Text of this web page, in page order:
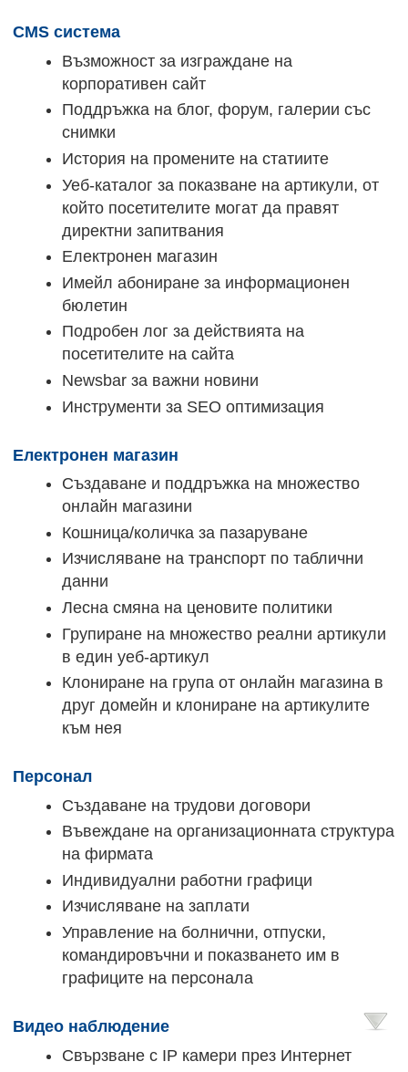
CMS система
Възможност за изграждане на
корпоративен сайт
Поддръжка на блог, форум, галерии със
снимки
История на промените на статиите
Уеб-каталог за показване на артикули, от
който посетителите могат да правят
директни запитвания
Електронен магазин
Имейл абониране за информационен
бюлетин
Подробен лог за действията на
посетителите на сайта
Newsbar за важни новини
Инструменти за SEO оптимизация
Електронен магазин
Създаване и поддръжка на множество
онлайн магазини
Кошница/количка за пазаруване
Изчисляване на транспорт по таблични
данни
Лесна смяна на ценовите политики
Групиране на множество реални артикули
в един уеб-артикул
Клониране на група от онлайн магазина в
друг домейн и клониране на артикулите
към нея
Персонал
Създаване на трудови договори
Въвеждане на организационната структура
на фирмата
Индивидуални работни графици
Изчисляване на заплати
Управление на болнични, отпуски,
командировъчни и показването им в
графиците на персонала
Видео наблюдение
Свързване с IP камери през Интернет